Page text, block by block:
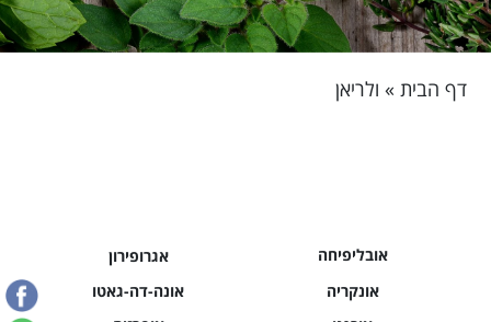
דף הבית » ולריאן
אגרופירון
אובליפיחה
אונה-דה-גאטו
אונקריה